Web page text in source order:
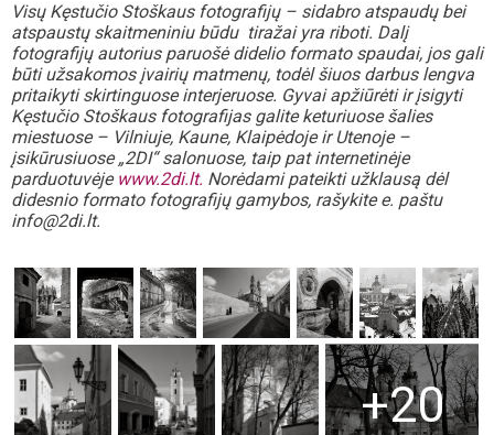
Visų Kęstučio Stoškaus fotografijų – sidabro atspaudų bei
atspaustų skaitmeniniu būdu tiražai yra riboti. Dalį
fotografijų autorius paruošė didelio formato spaudai, jos gali
būti užsakomos įvairių matmenų, todėl šiuos darbus lengva
pritaikyti skirtinguose interjeruose. Gyvai apžiūrėti ir įsigyti
Kęstučio Stoškaus fotografijas galite keturiuose šalies
miestuose – Vilniuje, Kaune, Klaipėdoje ir Utenoje –
įsikūrusiuose „2DI“ salonuose, taip pat internetinėje
parduotuvėje www.2di.lt. Norėdami pateikti užklausą dėl
didesnio formato fotografijų gamybos, rašykite e. paštu
info@2di.lt.
+20